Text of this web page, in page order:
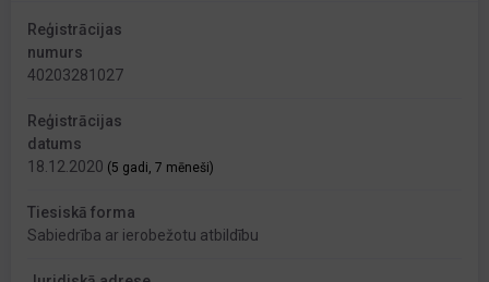
Reģistrācijas
numurs
40203281027
Reģistrācijas
datums
18.12.2020 (5 gadi, 7 mēneši)
Tiesiskā forma
Sabiedrība ar ierobežotu atbildību